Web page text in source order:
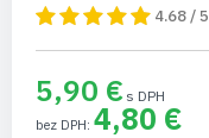
4.68 / 5
5,90 €
4,80 €